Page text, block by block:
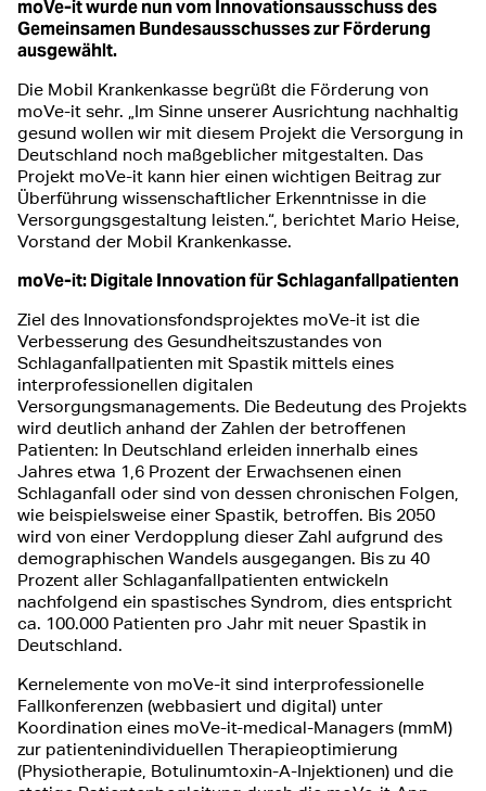
moVe-it wurde nun vom Innovationsausschuss des
Gemeinsamen Bundesausschusses zur Förderung
ausgewählt.
Die Mobil Krankenkasse begrüßt die Förderung von
moVe-it sehr. „Im Sinne unserer Ausrichtung nachhaltig
gesund wollen wir mit diesem Projekt die Versorgung in
Deutschland noch maßgeblicher mitgestalten. Das
Projekt moVe-it kann hier einen wichtigen Beitrag zur
Überführung wissenschaftlicher Erkenntnisse in die
Versorgungsgestaltung leisten.“, berichtet Mario Heise,
Vorstand der Mobil Krankenkasse.
moVe-it: Digitale Innovation für Schlaganfallpatienten
Ziel des Innovationsfondsprojektes moVe-it ist die
Verbesserung des Gesundheitszustandes von
Schlaganfallpatienten mit Spastik mittels eines
interprofessionellen digitalen
Versorgungsmanagements. Die Bedeutung des Projekts
wird deutlich anhand der Zahlen der betroffenen
Patienten: In Deutschland erleiden innerhalb eines
Jahres etwa 1,6 Prozent der Erwachsenen einen
Schlaganfall oder sind von dessen chronischen Folgen,
wie beispielsweise einer Spastik, betroffen. Bis 2050
wird von einer Verdopplung dieser Zahl aufgrund des
demographischen Wandels ausgegangen. Bis zu 40
Prozent aller Schlaganfallpatienten entwickeln
nachfolgend ein spastisches Syndrom, dies entspricht
ca. 100.000 Patienten pro Jahr mit neuer Spastik in
Deutschland.
Kernelemente von moVe-it sind interprofessionelle
Fallkonferenzen (webbasiert und digital) unter
Koordination eines moVe-it-medical-Managers (mmM)
zur patientenindividuellen Therapieoptimierung
(Physiotherapie, Botulinumtoxin-A-Injektionen) und die